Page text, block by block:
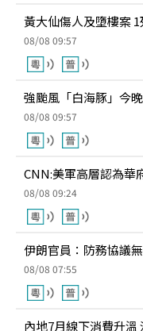
黃大仙傷人及墮樓案 1
08/08 09:57
強颱風「白海豚」今
08/08 09:57
CNN:美軍高層認為華
08/08 09:24
伊朗官員：防務協議
08/08 07:55
內地7月線下消費升溫